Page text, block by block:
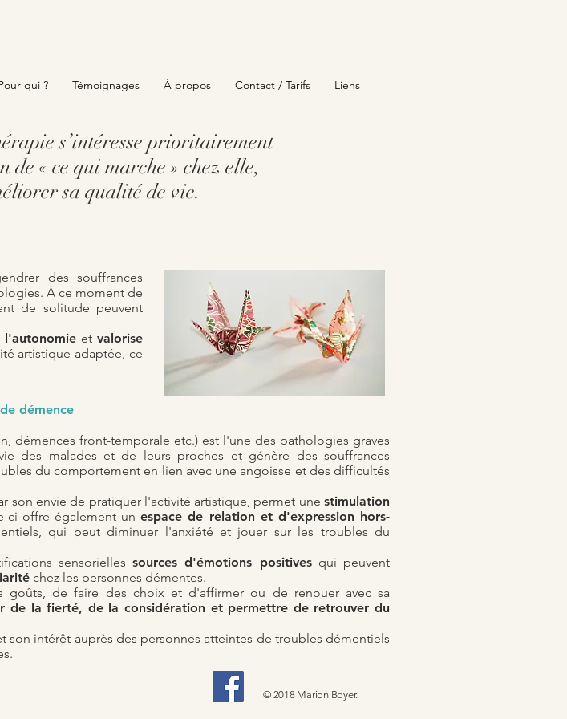
qui ? Témoignages À propos Contact / Tarifs Liens
s’intéresse prioritairement
« ce qui marche » chez elle,
sa qualité de vie.
des souffrances
À ce moment de
de solitude peuvent
l'autonomie etvalorise
artistique adaptée, ce
démence
démences front-temporale etc.) est l'une des pathologies graves
des malades et de leurs proches et génère des souffrances
du comportement en lien avec une angoisse et des difficultés
son envie de pratiquer l'activité artistique, permet unestimulation
ci offre également unespace de relation et d'expression hors-
qui peut diminuer l'anxiété et jouer sur les troubles du
sensoriellessources d'émotions positivesqui peuvent
chez les personnes démentes.
goûts, de faire des choix et d'affirmer ou de renouer avec sa
de la fierté, de la considération et permettre de retrouver du
son intérêt auprès des personnes atteintes de troubles démentiels
© 2018 Marion Boyer.